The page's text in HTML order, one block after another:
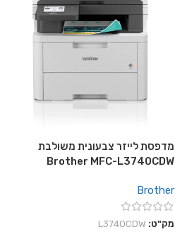
מדפסת לייזר צבעונית משולבת
Brother MFC-L3740CDW
Brother
מק"ט: L3740CDW